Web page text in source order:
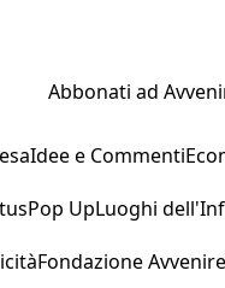
Abbonati ad
Idee e Commenti
Pop UpLuoghi
Fondazione Avvenire